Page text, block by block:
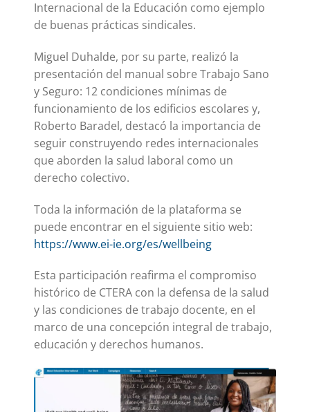
Internacional de la Educación como ejemplo
de buenas prácticas sindicales.
Miguel Duhalde, por su parte, realizó la
presentación del manual sobre Trabajo Sano
y Seguro: 12 condiciones mínimas de
funcionamiento de los edificios escolares y,
Roberto Baradel, destacó la importancia de
seguir construyendo redes internacionales
que aborden la salud laboral como un
derecho colectivo.
Toda la información de la plataforma se
puede encontrar en el siguiente sitio web:
https://www.ei-ie.org/es/wellbeing
Esta participación reafirma el compromiso
histórico de CTERA con la defensa de la salud
y las condiciones de trabajo docente, en el
marco de una concepción integral de trabajo,
educación y derechos humanos.